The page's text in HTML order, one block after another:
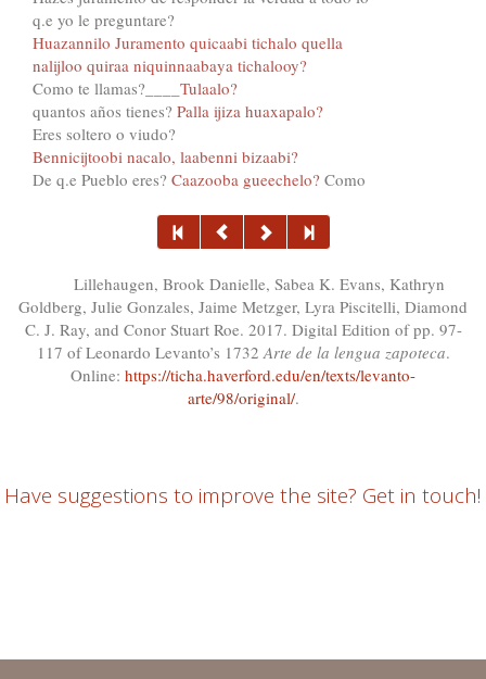
q.e yo le preguntare?
Huazannilo Juramento quicaabi tichalo quella
nalijloo quiraa niquinnaabaya tichalooy?
Como te llamas?____ Tulaalo?
quantos años tienes? Palla ijiza huaxapalo?
Eres soltero o viudo?
Bennicijtoobi nacalo, laabenni bizaabi?
De q.e Pueblo eres? Caazooba gueechelo? Como
Lillehaugen, Brook Danielle, Sabea K. Evans, Kathryn
Goldberg, Julie Gonzales, Jaime Metzger, Lyra Piscitelli, Diamond
C. J. Ray, and Conor Stuart Roe. 2017. Digital Edition of pp. 97-
117 of Leonardo Levanto’s 1732 Arte de la lengua zapoteca.
Online: https://ticha.haverford.edu/en/texts/levanto-
arte/98/original/.
Have suggestions to improve the site? Get in touch!